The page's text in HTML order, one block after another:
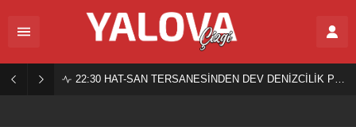
22:30 HAT-SAN TERSANESİNDEN DEV DENİZCİLİK PROJESİ!